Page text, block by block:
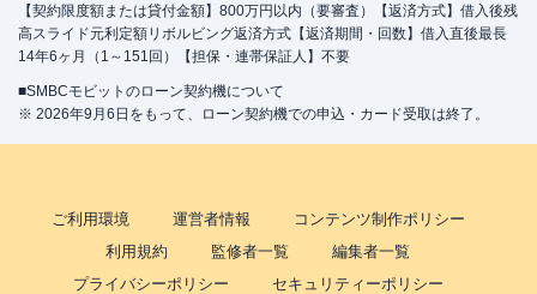
【契約限度額または貸付金額】800万円以内（要審査）【返済方式】借入後残
高スライド元利定額リボルビング返済方式【返済期間・回数】借入直後最長
14年6ヶ月（1～151回）【担保・連帯保証人】不要
■SMBCモビットのローン契約機について
※ 2026年9月6日をもって、ローン契約機での申込・カード受取は終了。
ご利用環境 運営者情報
コンテンツ制作ポリシー
利用規約
監修者一覧
編集者一覧
プライバシーポリシー
セキュリティーポリシー